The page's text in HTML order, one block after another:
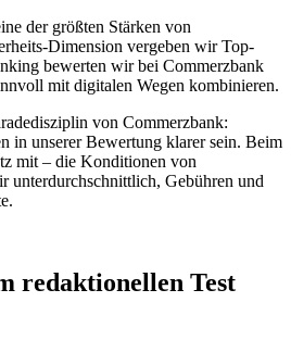
der größten Stärken von
Dimension vergeben wir Top-
bewerten wir bei Commerzbank
mit digitalen Wegen kombinieren.
von Commerzbank:
in unserer Bewertung klarer sein. Beim
mit – die Konditionen von
unterdurchschnittlich, Gebühren und
redaktionellen Test